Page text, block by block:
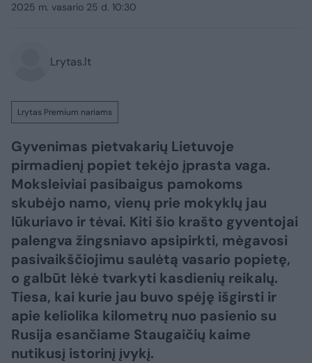
2025 m. vasario 25 d. 10:30
Lrytas.lt
Lrytas Premium nariams
Gyvenimas pietvakarių Lietuvoje
pirmadienį popiet tekėjo įprasta vaga.
Moksleiviai pasibaigus pamokoms
skubėjo namo, vienų prie mokyklų jau
lūkuriavo ir tėvai. Kiti šio krašto gyventojai
palengva žingsniavo apsipirkti, mėgavosi
pasivaikščiojimu saulėtą vasario popietę,
o galbūt lėkė tvarkyti kasdienių reikalų.
Tiesa, kai kurie jau buvo spėję išgirsti ir
apie keliolika kilometrų nuo pasienio su
Rusija esančiame Staugaičių kaime
nutikusį istorinį įvykį.